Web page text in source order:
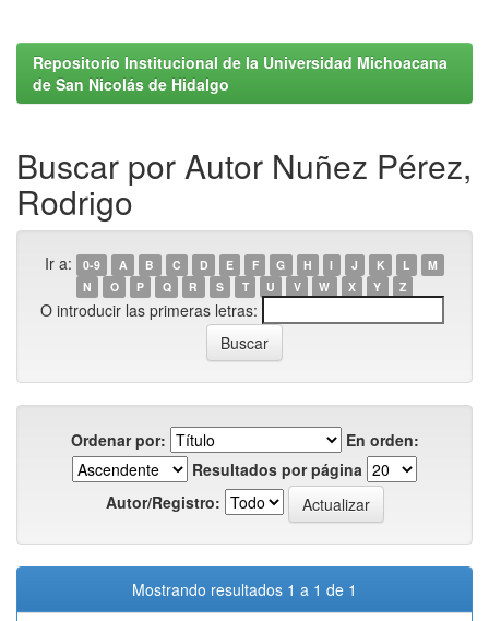
Repositorio Institucional de la Universidad Michoacana
de San Nicolás de Hidalgo
Buscar por Autor Nuñez Pérez,
Rodrigo
Ir a: 0-9 A B C D E F G H I J K L
M
N
O P Q R S T U V W X Y Z
O introducir las primeras letras:
Ordenar por:
En orden:
Resultados por página
Autor/Registro:
Mostrando resultados 1 a 1 de 1